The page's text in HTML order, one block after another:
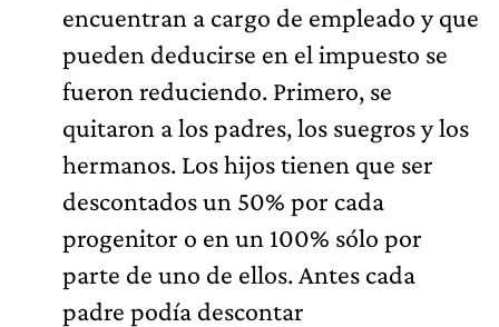
encuentran a cargo de empleado y que
pueden deducirse en el impuesto se
fueron reduciendo. Primero, se
quitaron a los padres, los suegros y los
hermanos. Los hijos tienen que ser
descontados un 50% por cada
progenitor o en un 100% sólo por
parte de uno de ellos. Antes cada
padre podía descontar